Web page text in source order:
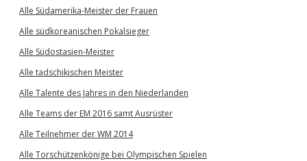
Alle Südamerika-Meister der Frauen
Alle südkoreanischen Pokalsieger
Alle Südostasien-Meister
Alle tadschikischen Meister
Alle Talente des Jahres in den Niederlanden
Alle Teams der EM 2016 samt Ausrüster
Alle Teilnehmer der WM 2014
Alle Torschützenkönige bei Olympischen Spielen